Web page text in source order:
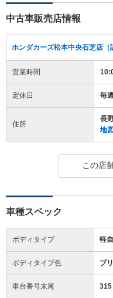
中古車販売店情報
ホンダカーズ松本中央石芝店（
営業時間
定休日 毎
住所
長
地
この店
車種スペック
ボディタイプ 軽
ボディタイプ色 ブ
車台番号末尾 315